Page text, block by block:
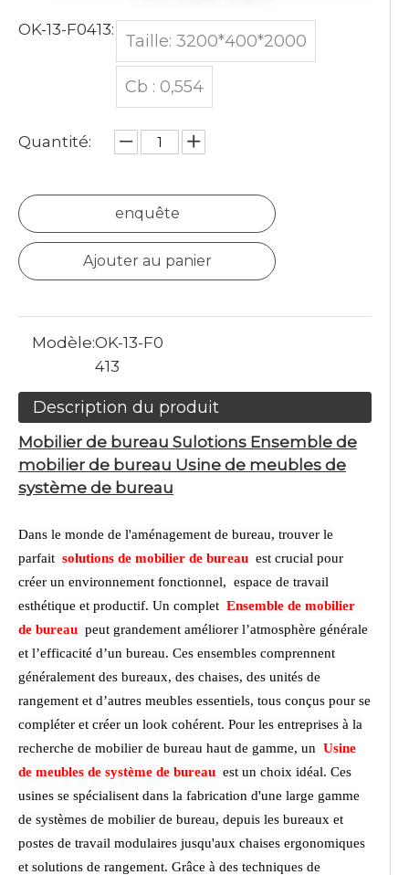
OK-13-F0413:
Taille: 3200*400*2000
Cb : 0,554
Quantité:
enquête
Ajouter au panier
Modèle:OK-13-F0
413
Description du produit
Mobilier de bureau Sulotions Ensemble de
mobilier de bureau Usine de meubles de
système de bureau
Dans le monde de l'aménagement de bureau, trouver le
parfait solutions de mobilier de bureau est crucial pour
créer un environnement fonctionnel, espace de travail
esthétique et productif. Un complet Ensemble de mobilier
de bureau peut grandement améliorer l’atmosphère générale
et l’efficacité d’un bureau. Ces ensembles comprennent
généralement des bureaux, des chaises, des unités de
rangement et d’autres meubles essentiels, tous conçus pour se
compléter et créer un look cohérent. Pour les entreprises à la
recherche de mobilier de bureau haut de gamme, un Usine
de meubles de système de bureau est un choix idéal. Ces
usines se spécialisent dans la fabrication d'une large gamme
de systèmes de mobilier de bureau, depuis les bureaux et
postes de travail modulaires jusqu'aux chaises ergonomiques
et solutions de rangement. Grâce à des techniques de